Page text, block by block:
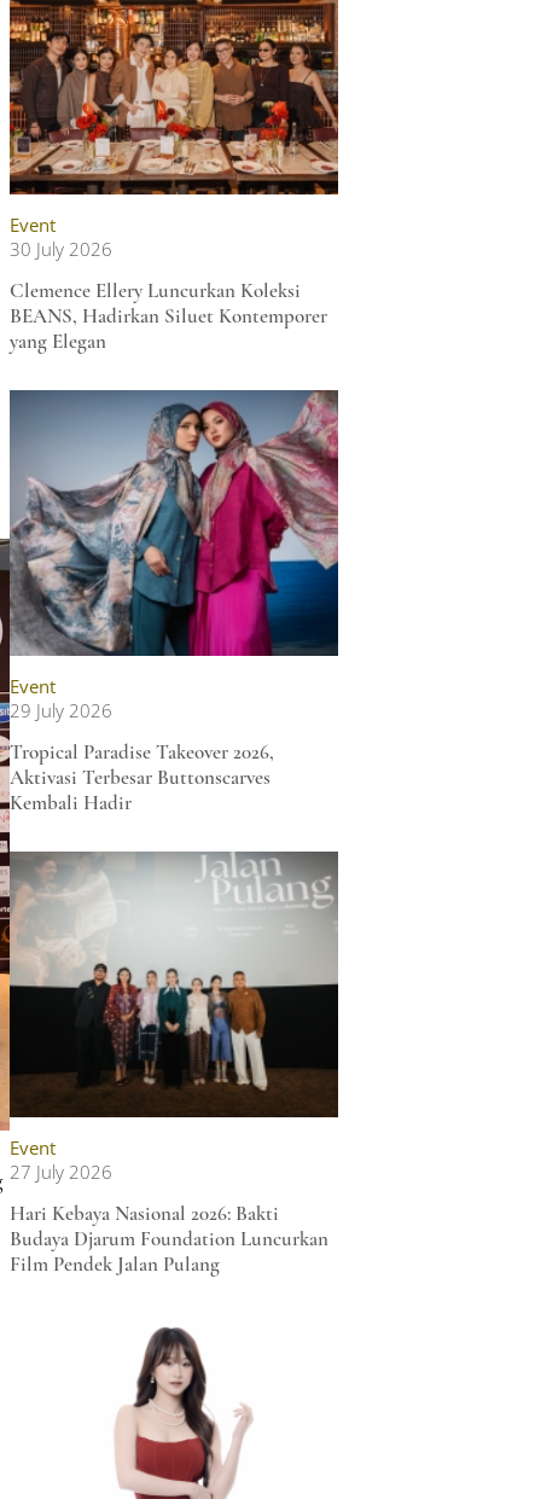
Event
30 July 2026
Clemence Ellery Luncurkan Koleksi
BEANS, Hadirkan Siluet Kontemporer
yang Elegan
Event
29 July 2026
Tropical Paradise Takeover 2026,
Aktivasi Terbesar Buttonscarves
Kembali Hadir
Event
27 July 2026
Hari Kebaya Nasional 2026: Bakti
Budaya Djarum Foundation Luncurkan
Film Pendek Jalan Pulang